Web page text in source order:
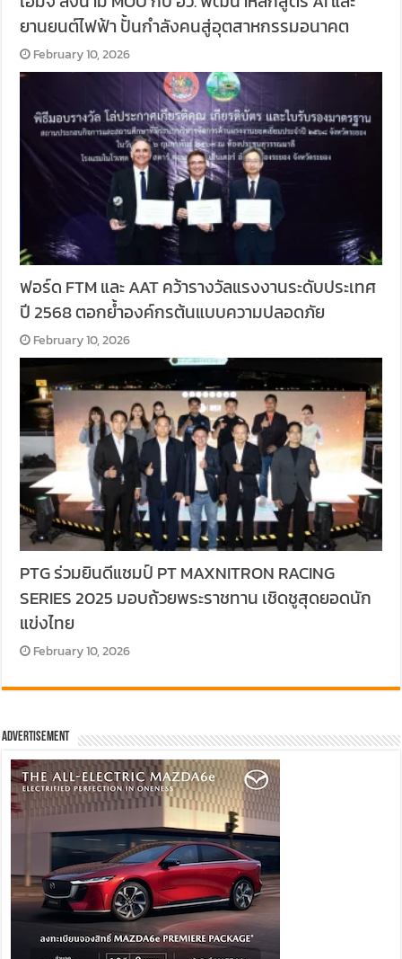
ยานยนต์ไฟฟ้า ปั้นกำลังคนสู่อุตสาหกรรมอนาคต
February 10, 2026
ฟอร์ด FTM และ AAT คว้ารางวัลแรงงานระดับประเทศ
ปี 2568 ตอกย้ำองค์กรต้นแบบความปลอดภัย
February 10, 2026
PTG ร่วมยินดีแชมป์ PT MAXNITRON RACING
SERIES 2025 มอบถ้วยพระราชทาน เชิดชูสุดยอดนัก
แข่งไทย
February 10, 2026
Advertisement